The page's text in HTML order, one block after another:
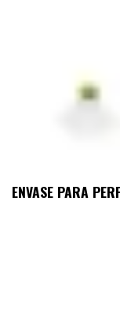
ENVASE PARA